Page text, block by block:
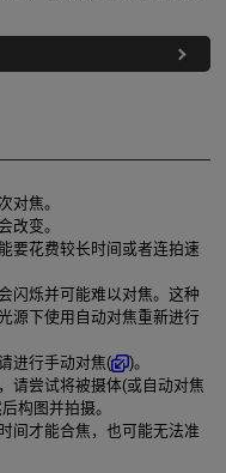
对焦。
改变。
要花费较长时间或者连拍速
闪烁并可能难以对焦。这种
源下使用自动对焦重新进行
进行手动对焦(
)。
请尝试将被摄体(或自动对焦
构图并拍摄。
间才能合焦，也可能无法准